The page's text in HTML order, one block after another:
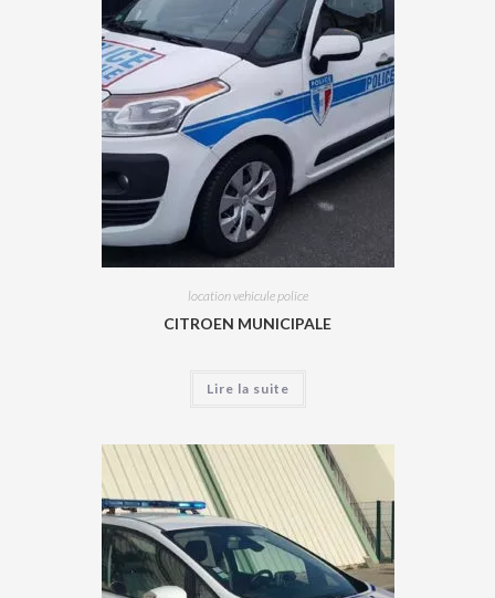
location vehicule police
CITROEN MUNICIPALE
Lire la suite